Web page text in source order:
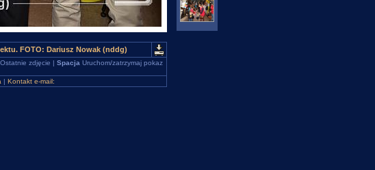
FOTO: Dariusz Nowak (nddg)
zdjęcie | Spacja Uruchom/zatrzymaj pokaz
| Kontakt e-mail: